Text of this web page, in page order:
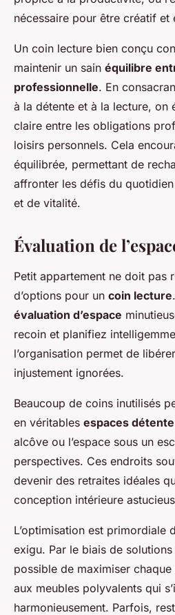
nécessaire pour être créatif et
Un coin lecture bien conçu
maintenir un sain équilibre
professionnelle. En
à la détente et à la lecture, on
claire entre les obligations
loisirs personnels. Cela
équilibrée, permettant de
affronter les défis du
et de vitalité.
Évaluation de
Petit appartement ne doit pas
d’options pour un coin lecture
évaluation d’espace
recoin et planifiez
l’organisation permet de
injustement ignorées.
Beaucoup de coins inutilisés
en véritables espaces détente
alcôve ou l’espace sous un
perspectives. Ces endroits
devenir des retraites idéales
conception intérieure
L’optimisation est primordiale
exigu. Par le biais de
possible de maximiser
aux meubles polyvalents qui
harmonieusement. Parfois,